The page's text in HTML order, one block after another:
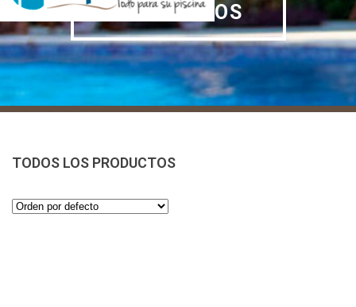
PRODUCTOS
TODOS LOS PRODUCTOS